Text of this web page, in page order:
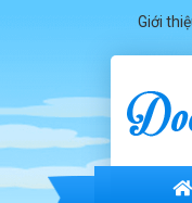
Giới